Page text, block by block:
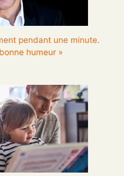
pendant une minute.
humeur »